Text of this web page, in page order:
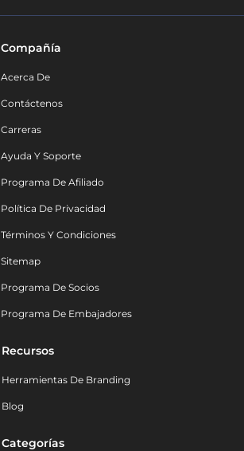
Compañía
Acerca De
Contáctenos
Carreras
Ayuda Y Soporte
Programa De Afiliado
Política De Privacidad
Términos Y Condiciones
Sitemap
Programa De Socios
Programa De Embajadores
Recursos
Herramientas De Branding
Blog
Categorías